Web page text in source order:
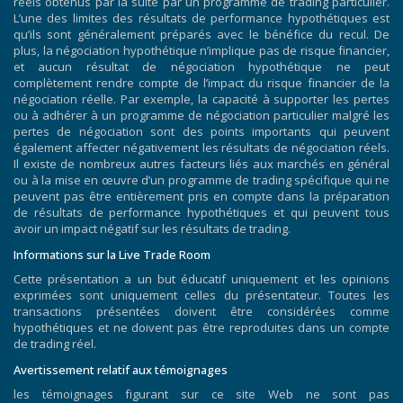
L’une des limites des résultats de performance hypothétiques est
qu’ils sont généralement préparés avec le bénéfice du recul. De
plus, la négociation hypothétique n’implique pas de risque financier,
et aucun résultat de négociation hypothétique ne peut
complètement rendre compte de l’impact du risque financier de la
négociation réelle. Par exemple, la capacité à supporter les pertes
ou à adhérer à un programme de négociation particulier malgré les
pertes de négociation sont des points importants qui peuvent
également affecter négativement les résultats de négociation réels.
Il existe de nombreux autres facteurs liés aux marchés en général
ou à la mise en œuvre d’un programme de trading spécifique qui ne
peuvent pas être entièrement pris en compte dans la préparation
de résultats de performance hypothétiques et qui peuvent tous
avoir un impact négatif sur les résultats de trading.
Informations sur la Live Trade Room
Cette présentation a un but éducatif uniquement et les opinions
exprimées sont uniquement celles du présentateur. Toutes les
transactions présentées doivent être considérées comme
hypothétiques et ne doivent pas être reproduites dans un compte
de trading réel.
Avertissement relatif aux témoignages
les témoignages figurant sur ce site Web ne sont pas